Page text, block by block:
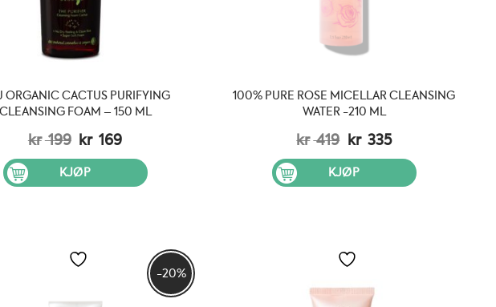
ORGANIC CACTUS PURIFYING
CLEANSING FOAM – 150 ML
kr199 Opprinnelig
pris
var:
kr 199.
kr 169Nåværende
pris
kr 169.
KJØP
100% PURE ROSE MICELLAR CLEANSING
WATER -210 ML
kr419 Opprinnelig
pris
var:
kr 419.
kr 335Nåværende
pris
kr 335.
KJØP
-20%